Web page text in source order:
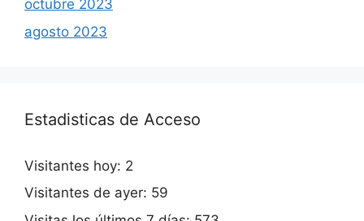
octubre 2023
agosto 2023
Estadisticas de Acceso
Visitantes hoy: 2
Visitantes de ayer: 59